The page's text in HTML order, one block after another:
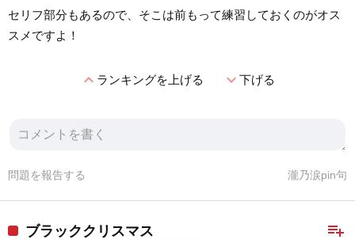
セリフ部分もあるので、そこは前もって練習しておくのがオス
スメですよ！
expand_lessランキングを上げる expand_more下げる
瀧乃涙pin句
問題を報告する
playlist_add
ブラッククリスマス